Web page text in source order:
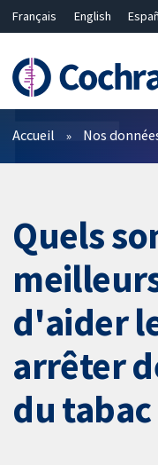
Français English
Bahasa Malaysia
ไทย
简体中文
Filtres
Accueil Nos
Quels
d'aider
arrêter
du